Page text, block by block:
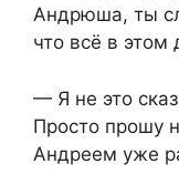
Андрюша, ты
что всё в этом
— Я не это
Просто прошу
Андреем уже